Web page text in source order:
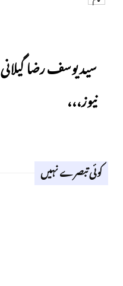
سید یوسف رضا گیلانی
نیوز،،،
کوئی تبصرے نہیں